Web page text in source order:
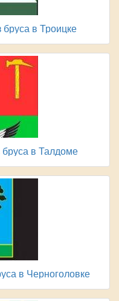
в Троицке
в Талдоме
в Черноголовке